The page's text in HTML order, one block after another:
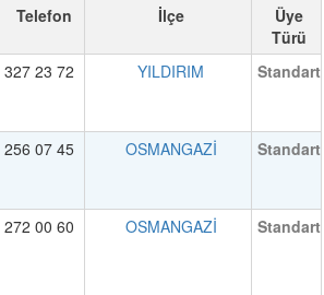
Telefon İlçe
Üye
Türü
327 23 72 YILDIRIM Standart
256 07 45 OSMANGAZİ Standart
272 00 60 OSMANGAZİ Standart